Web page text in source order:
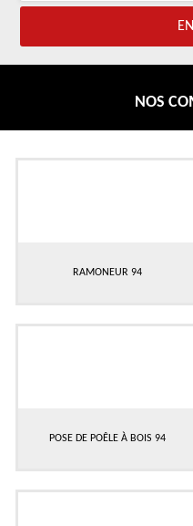
NOS
RAMONEUR 94
POSE DE POÊLE À BOIS 94